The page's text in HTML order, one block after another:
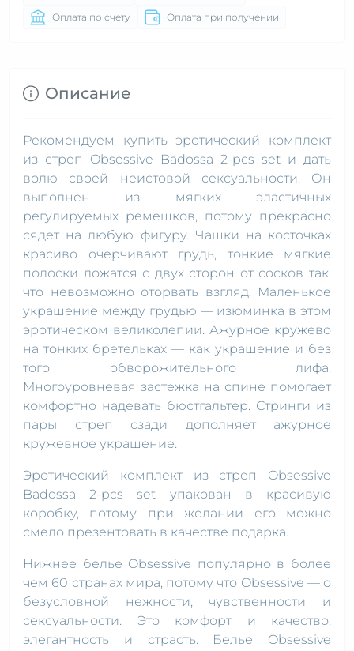
Оплата по счету
Оплата при получении
Описание
Рекомендуем купить эротический комплект
из стреп Obsessive Badossa 2-pcs set и дать
волю своей неистовой сексуальности. Он
выполнен из мягких эластичных
регулируемых ремешков, потому прекрасно
сядет на любую фигуру. Чашки на косточках
красиво очерчивают грудь, тонкие мягкие
полоски ложатся с двух сторон от сосков так,
что невозможно оторвать взгляд. Маленькое
украшение между грудью — изюминка в этом
эротическом великолепии. Ажурное кружево
на тонких бретельках — как украшение и без
того обворожительного лифа.
Многоуровневая застежка на спине помогает
комфортно надевать бюстгальтер. Стринги из
пары стреп сзади дополняет ажурное
кружевное украшение.
Эротический комплект из стреп Obsessive
Badossa 2-pcs set упакован в красивую
коробку, потому при желании его можно
смело презентовать в качестве подарка.
Нижнее белье Obsessive популярно в более
чем 60 странах мира, потому что Obsessive — о
безусловной нежности, чувственности и
сексуальности. Это комфорт и качество,
элегантность и страсть. Белье Obsessive